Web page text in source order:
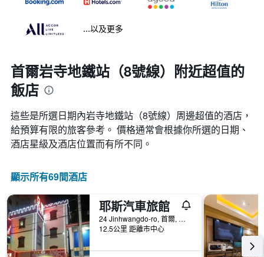
...以及更多
首爾岩寺地鐵站（8號線）附近超值的
飯店
這些是所選日期內岩寺地鐵站（8號線）​周邊超值的​酒店，
給預算有限的旅客參考。 價格通常會根據你所選的日期、
酒店星級及酒店位置而有所不同。
顯示所有69間酒店
耶斯汽車旅館
24 Jinhwangdo-ro, 首爾, 韓國
12.5公里 距離市中心